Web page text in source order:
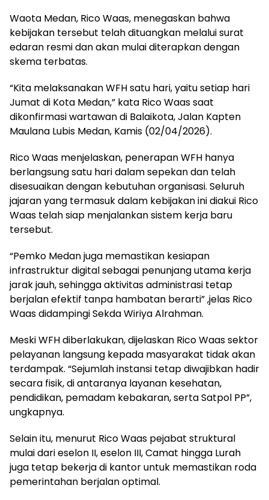
Waota Medan, Rico Waas, menegaskan bahwa
kebijakan tersebut telah dituangkan melalui surat
edaran resmi dan akan mulai diterapkan dengan
skema terbatas.
“Kita melaksanakan WFH satu hari, yaitu setiap hari
Jumat di Kota Medan,” kata Rico Waas saat
dikonfirmasi wartawan di Balaikota, Jalan Kapten
Maulana Lubis Medan, Kamis (02/04/2026).
Rico Waas menjelaskan, penerapan WFH hanya
berlangsung satu hari dalam sepekan dan telah
disesuaikan dengan kebutuhan organisasi. Seluruh
jajaran yang termasuk dalam kebijakan ini diakui Rico
Waas telah siap menjalankan sistem kerja baru
tersebut.
“Pemko Medan juga memastikan kesiapan
infrastruktur digital sebagai penunjang utama kerja
jarak jauh, sehingga aktivitas administrasi tetap
berjalan efektif tanpa hambatan berarti” ,jelas Rico
Waas didampingi Sekda Wiriya Alrahman.
Meski WFH diberlakukan, dijelaskan Rico Waas sektor
pelayanan langsung kepada masyarakat tidak akan
terdampak. “Sejumlah instansi tetap diwajibkan hadir
secara fisik, di antaranya layanan kesehatan,
pendidikan, pemadam kebakaran, serta Satpol PP”,
ungkapnya.
Selain itu, menurut Rico Waas pejabat struktural
mulai dari eselon II, eselon III, Camat hingga Lurah
juga tetap bekerja di kantor untuk memastikan roda
pemerintahan berjalan optimal.